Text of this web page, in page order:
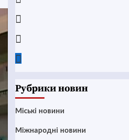
Рубрики новин
Mіські новини
Міжнародні новини